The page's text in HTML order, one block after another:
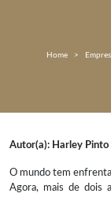
Home
Autor(a): Harley Pinto
O mundo tem
Agora, mais de dois